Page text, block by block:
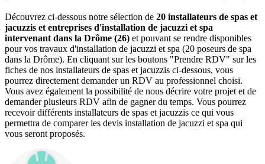
Découvrez ci-dessous notre sélection de 20 installateurs de spas et
jacuzzis et entreprises d'installation de jacuzzi et spa
intervenant dans la Drôme (26) et pouvant se rendre disponibles
pour vos travaux d'installation de jacuzzi et spa (20 poseurs de spa
dans la Drôme). En cliquant sur les boutons "Prendre RDV" sur les
fiches de nos installateurs de spas et jacuzzis ci-dessous, vous
pourrez directement demander un RDV au professionnel choisi.
Vous avez également la possibilité de nous décrire votre projet et de
demander plusieurs RDV afin de gagner du temps. Vous pourrez
recevoir différents installateurs de spas et jacuzzis ce qui vous
permettra de comparer les devis installation de jacuzzi et spa qui
vous seront proposés.